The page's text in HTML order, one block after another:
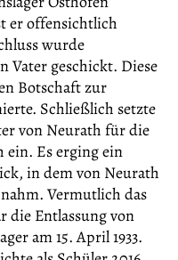
er offensichtlich
wurde
Vater geschickt. Diese
Botschaft zur
Schließlich setzte
von Neurath für die
ein. Es erging ein
in dem von Neurath
Vermutlich das
die Entlassung von
am 15. April 1933.